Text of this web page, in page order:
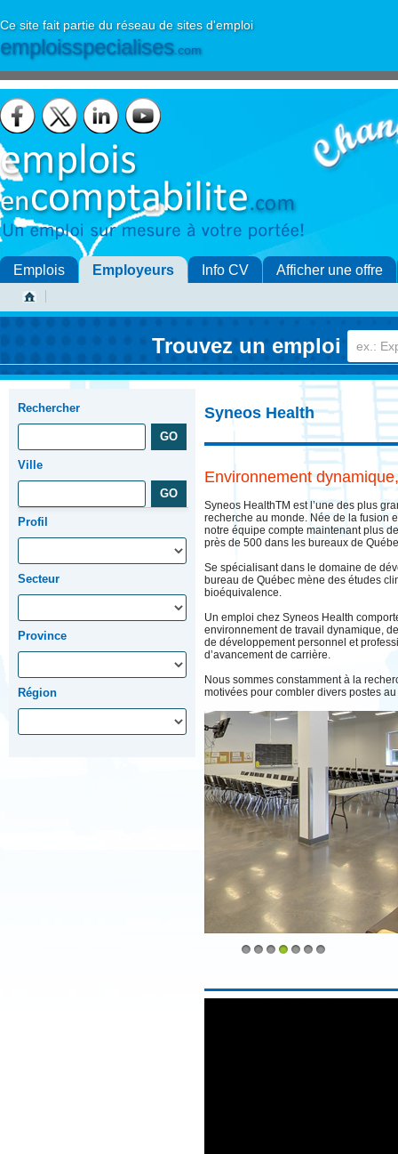
Ce site fait partie du réseau de sites d'emploi
emploisspecialises.com
Emplois Employeurs Info CV Afficher une offre
Trouvez un emploi
Rechercher
Ville
Profil
Secteur
Province
Région
Syneos Health
Environnement
Syneos HealthTM est l’une des plus
recherche au monde. Née de la fusion
notre équipe compte maintenant plus
près de 500 dans les bureaux de
Se spécialisant dans le domaine de
bureau de Québec mène des études
bioéquivalence.
Un emploi chez Syneos Health
environnement de travail dynamique,
de développement personnel et
d’avancement de carrière.
Nous sommes constamment à la
motivées pour combler divers postes